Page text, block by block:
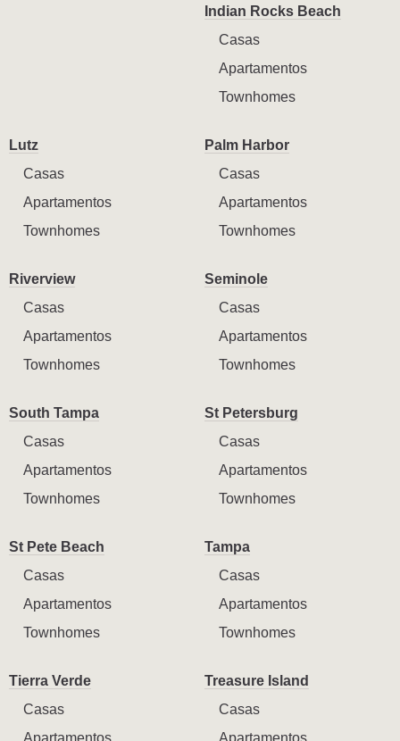
Indian Rocks Beach
Casas
Apartamentos
Townhomes
Lutz
Casas
Apartamentos
Townhomes
Palm Harbor
Casas
Apartamentos
Townhomes
Riverview
Casas
Apartamentos
Townhomes
Seminole
Casas
Apartamentos
Townhomes
South Tampa
Casas
Apartamentos
Townhomes
St Petersburg
Casas
Apartamentos
Townhomes
St Pete Beach
Casas
Apartamentos
Townhomes
Tampa
Casas
Apartamentos
Townhomes
Tierra Verde
Casas
Apartamentos
Treasure Island
Casas
Apartamentos